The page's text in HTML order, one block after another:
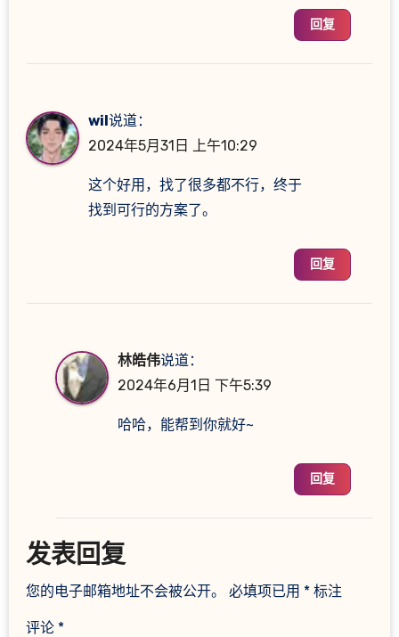
回复
wil说道：
2024年5月31日 上午10:29
这个好用，找了很多都不行，终于
找到可行的方案了。
回复
林皓伟说道：
2024年6月1日 下午5:39
哈哈，能帮到你就好~
回复
发表回复
您的电子邮箱地址不会被公开。 必填项已用 * 标注
评论 *